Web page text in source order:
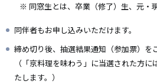
※ 同窓生とは、卒業（修了）生、元・
同伴者もお申し込みいただけます。
締め切り後、抽選結果通知（参加票）を
（「京料理を味わう」に当選された方
たします。）